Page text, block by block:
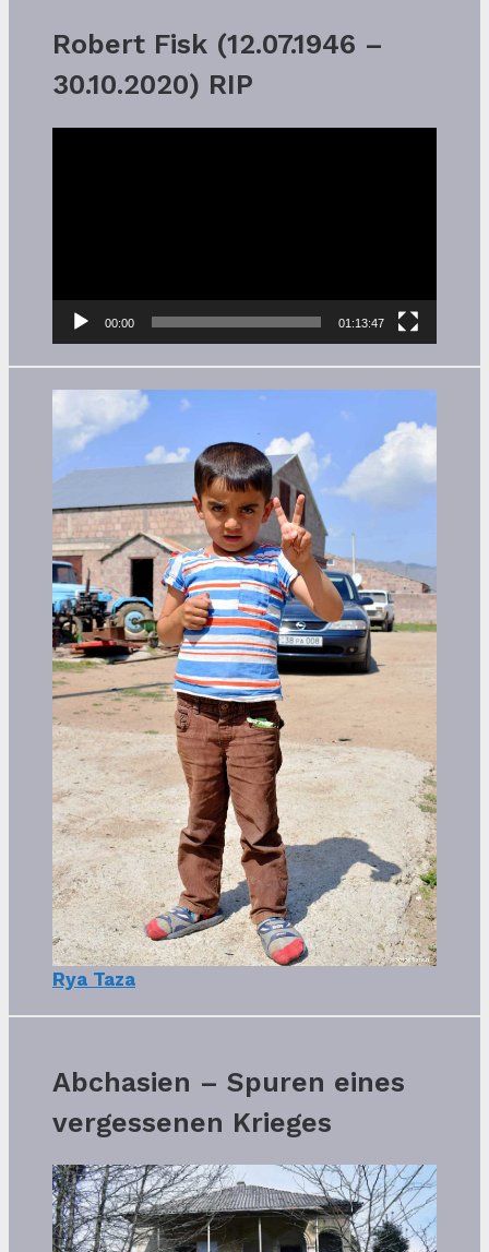
Robert Fisk (12.07.1946 –
30.10.2020) RIP
00:00 01:13:47
Rya Taza
Abchasien – Spuren eines
vergessenen Krieges